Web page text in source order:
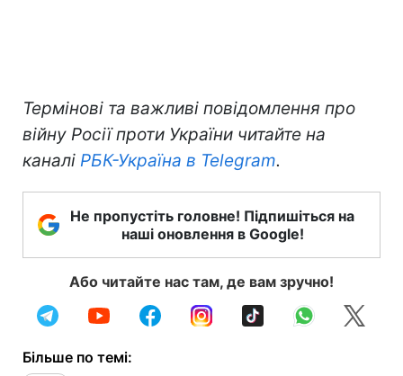
Термінові та важливі повідомлення про
війну Росії проти України читайте на
каналі РБК-Україна в Telegram.
Не пропустіть головне! Підпишіться на
наші оновлення в Google!
Або читайте нас там, де вам зручно!
Більше по темі: